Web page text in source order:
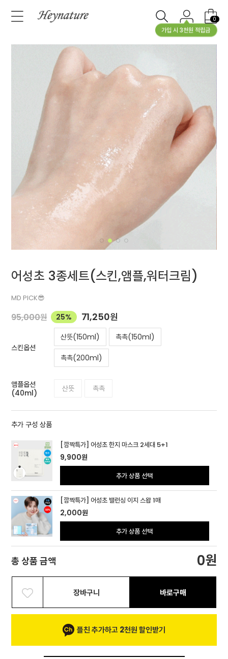
가입 시 3천원 적립금
0
어성초 3종세트(스킨,앰플,워터크림)
MD PICK😎
95,000원 25% 71,250원
스킨옵션
산뜻(150ml) 촉촉(150ml)
촉촉(200ml)
앰플옵션
(40ml)
산뜻 촉촉
추가 구성 상품
[깜짝특가] 어성초 한지 마스크 2세대 5+1
9,900원
추가 상품 선택
[깜짝특가] 어성초 밸런싱 이지 스왑 1매
2,000원
추가 상품 선택
총 상품 금액 0원
장바구니 바로구매
플친 추가하고 2천원 할인받기